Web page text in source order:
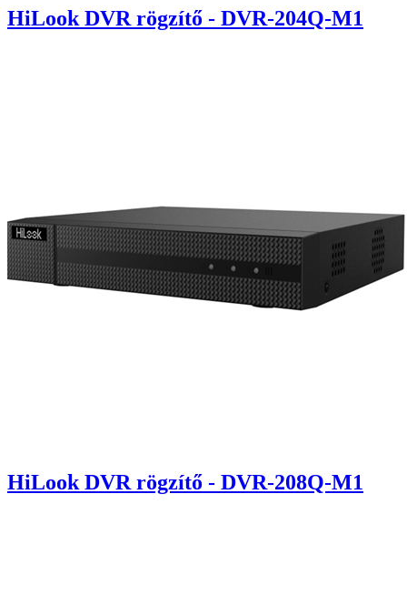
HiLook DVR rögzítő - DVR-204Q-M1
HiLook DVR rögzítő - DVR-208Q-M1